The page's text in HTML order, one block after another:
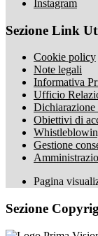
Instagram
Sezione Link
Cookie policy
Note legali
Informativa
Ufficio
Dichiarazione
Obiettivi di
Gestione
Pagina
Sezione